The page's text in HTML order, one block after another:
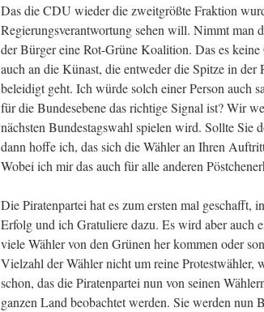
Das die CDU wieder die zweitgrößte Fraktion
Regierungsverantwortung sehen will. Nimmt man
der Bürger eine Rot-Grüne Koalition. Das es
auch an die Künast, die entweder die Spitze in
beleidigt geht. Ich würde solch einer Person auch
für die Bundesebene das richtige Signal ist? Wir
nächsten Bundestagswahl spielen wird. Sollte Sie
dann hoffe ich, das sich die Wähler an Ihren
Wobei ich mir das auch für alle anderen
Die Piratenpartei hat es zum ersten mal geschafft,
Erfolg und ich Gratuliere dazu. Es wird aber auch
viele Wähler von den Grünen her kommen oder
Vielzahl der Wähler nicht um reine Protestwähler,
schon, das die Piratenpartei nun von seinen
ganzen Land beobachtet werden. Sie werden nun